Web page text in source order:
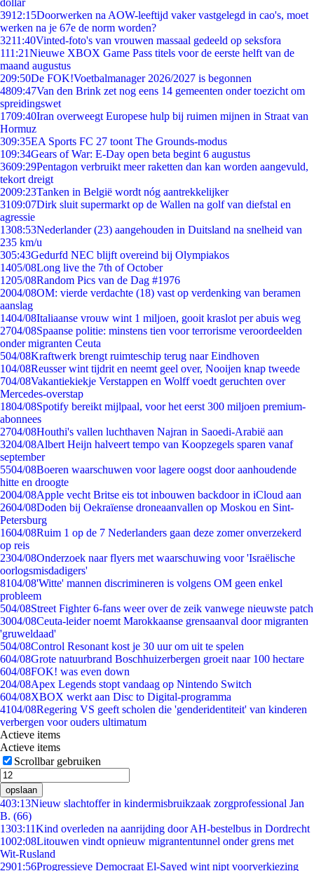
dollar
3912:15Doorwerken na AOW-leeftijd vaker vastgelegd in cao's, moet
werken na je 67e de norm worden?
3211:40Vinted-foto's van vrouwen massaal gedeeld op seksfora
111:21Nieuwe XBOX Game Pass titels voor de eerste helft van de
maand augustus
209:50De FOK!Voetbalmanager 2026/2027 is begonnen
4809:47Van den Brink zet nog eens 14 gemeenten onder toezicht om
spreidingswet
1709:40Iran overweegt Europese hulp bij ruimen mijnen in Straat van
Hormuz
309:35EA Sports FC 27 toont The Grounds-modus
109:34Gears of War: E-Day open beta begint 6 augustus
3609:29Pentagon verbruikt meer raketten dan kan worden aangevuld,
tekort dreigt
2009:23Tanken in België wordt nóg aantrekkelijker
3109:07Dirk sluit supermarkt op de Wallen na golf van diefstal en
agressie
1308:53Nederlander (23) aangehouden in Duitsland na snelheid van
235 km/u
305:43Gedurfd NEC blijft overeind bij Olympiakos
1405/08Long live the 7th of October
1205/08Random Pics van de Dag #1976
2004/08OM: vierde verdachte (18) vast op verdenking van beramen
aanslag
1404/08Italiaanse vrouw wint 1 miljoen, gooit kraslot per abuis weg
2704/08Spaanse politie: minstens tien voor terrorisme veroordeelden
onder migranten Ceuta
504/08Kraftwerk brengt ruimteschip terug naar Eindhoven
104/08Reusser wint tijdrit en neemt geel over, Nooijen knap tweede
704/08Vakantiekiekje Verstappen en Wolff voedt geruchten over
Mercedes-overstap
1804/08Spotify bereikt mijlpaal, voor het eerst 300 miljoen premium-
abonnees
2704/08Houthi's vallen luchthaven Najran in Saoedi-Arabië aan
3204/08Albert Heijn halveert tempo van Koopzegels sparen vanaf
september
5504/08Boeren waarschuwen voor lagere oogst door aanhoudende
hitte en droogte
2004/08Apple vecht Britse eis tot inbouwen backdoor in iCloud aan
2604/08Doden bij Oekraïense droneaanvallen op Moskou en Sint-
Petersburg
1604/08Ruim 1 op de 7 Nederlanders gaan deze zomer onverzekerd
op reis
2304/08Onderzoek naar flyers met waarschuwing voor 'Israëlische
oorlogsmisdadigers'
8104/08'Witte' mannen discrimineren is volgens OM geen enkel
probleem
504/08Street Fighter 6-fans weer over de zeik vanwege nieuwste patch
3004/08Ceuta-leider noemt Marokkaanse grensaanval door migranten
'gruweldaad'
504/08Control Resonant kost je 30 uur om uit te spelen
604/08Grote natuurbrand Boschhuizerbergen groeit naar 100 hectare
604/08FOK! was even down
204/08Apex Legends stopt vandaag op Nintendo Switch
604/08XBOX werkt aan Disc to Digital-programma
4104/08Regering VS geeft scholen die 'genderidentiteit' van kinderen
verbergen voor ouders ultimatum
Actieve items
Actieve items
Scrollbar gebruiken
opslaan
403:13Nieuw slachtoffer in kindermisbruikzaak zorgprofessional Jan
B. (66)
1303:11Kind overleden na aanrijding door AH-bestelbus in Dordrecht
1002:08Litouwen vindt opnieuw migrantentunnel onder grens met
Wit-Rusland
2901:56Progressieve Democraat El-Sayed wint nipt voorverkiezing